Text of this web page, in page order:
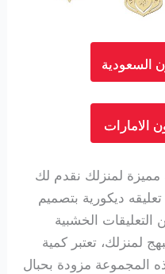
السعودية
الامارات
لمنزلك نقدم لك
ديكورية بتصميم
التعليقات الخشبية
لمنزلك، تعتبر كمية
المجموعة مزودة بحبال